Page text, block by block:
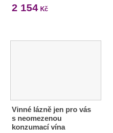
2 154Kč
Vinné lázně jen pro vás
s neomezenou
konzumací vína